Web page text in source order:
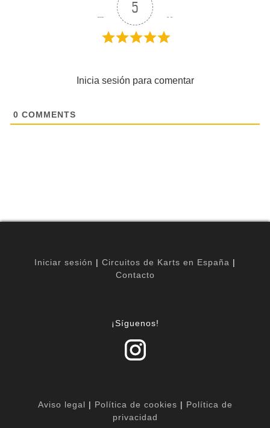
5
Inicia sesión para comentar
0 COMMENTS
Iniciar sesión | Circuitos de Karts en España |
Contacto
¡Síguenos!
Aviso legal | Política de cookies | Política de
privacidad